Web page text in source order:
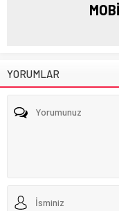
YORUMLAR